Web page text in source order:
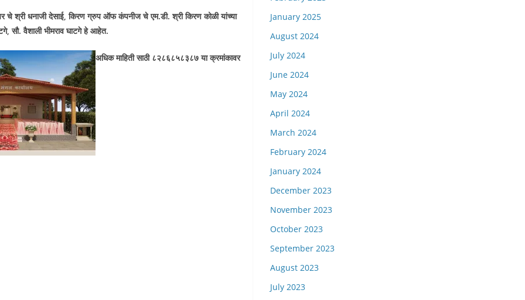
चे श्री धनाजी देसाई, किरण ग्रुप ऑफ कंपनीज चे एम.डी. श्री किरण कोळी यांच्या
, सौ. वैशाली भीमराव घाटगे हे आहेत.
अधिक माहिती साठी ८२८६८५८३८७ या क्रमांकावर
January 2025
August 2024
July 2024
June 2024
May 2024
April 2024
March 2024
February 2024
January 2024
December 2023
November 2023
October 2023
September 2023
August 2023
July 2023